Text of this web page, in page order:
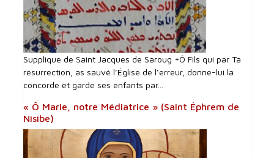
Supplique de Saint Jacques de Saroug +Ô Fils qui par Ta
résurrection, as sauvé l’Église de l’erreur, donne-lui la
concorde et garde ses enfants par...
« Ô Marie, notre Médiatrice » (Saint Éphrem de
Nisibe)